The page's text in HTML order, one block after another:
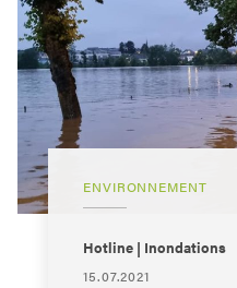
ENVIRONNEMENT
Hotline | Inondations
15.07.2021